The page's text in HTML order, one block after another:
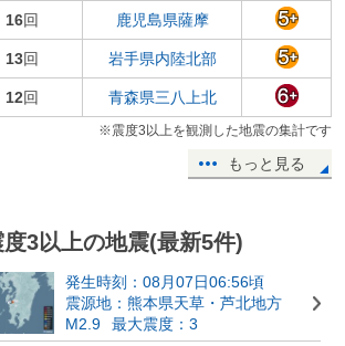
16回 鹿児島県薩摩
13回 岩手県内陸北部
12回 青森県三八上北
※震度3以上を観測した地震の集計です
もっと見る
度3以上の地震(最新5件)
発生時刻：08月07日06:56頃
震源地：熊本県天草・芦北地方
M2.9
最大震度：3